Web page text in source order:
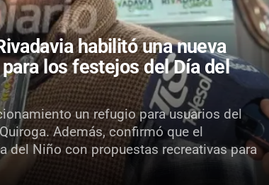
habilitó una nueva
los festejos del Día del
un refugio para usuarios del
Además, confirmó que el
del Niño con propuestas recreativas para